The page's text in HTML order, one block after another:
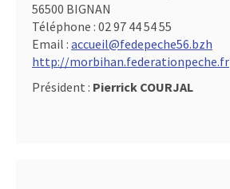
56500 BIGNAN
Téléphone : 02 97 44 54 55
Email : accueil@fedepeche56.bzh
http://morbihan.federationpeche.fr
Président : Pierrick COURJAL